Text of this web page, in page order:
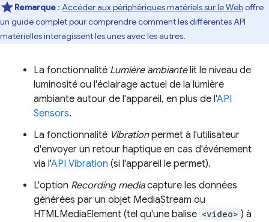
Remarque : Accéder aux périphériques matériels sur le Weboffre
un guide complet pour comprendre comment les différentes API
matérielles interagissent les unes avec les autres.
La fonctionnalité Lumière ambiantelit le niveau de
luminosité ou l'éclairage actuel de la lumière
ambiante autour de l'appareil, en plus de l'API
Sensors.
La fonctionnalité Vibrationpermet à l'utilisateur
d'envoyer un retour haptique en cas d'événement
via l'API Vibration (si l'appareil le permet).
L'option Recording mediacapture les données
générées par un objet MediaStream ou
HTMLMediaElement (tel qu'une balise <video> ) à